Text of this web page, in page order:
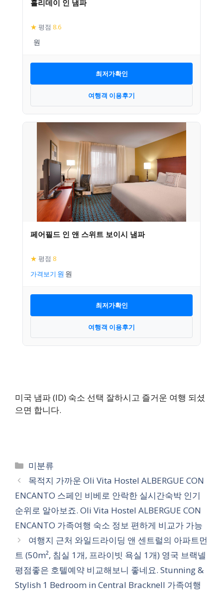
홀리데이 인 냄파
★ 평점 8.6
최저가확인
여행객 이용후기
페어필드 인 앤 스위트 보이시 냄파
★ 평점 8
가격보기
최저가확인
여행객 이용후기
미국 냄파 (ID) 숙소 선택 잘하시고 즐거운 여행 되셨
으면 합니다.
카
테
고
리
미분류
목적지 가까운 Oli Vita Hostel ALBERGUE CON
ENCANTO 스페인 비베로 안락한 실시간숙박 인기
순위로 알아보죠. Oli Vita Hostel ALBERGUE CON
ENCANTO 가족여행 숙소 정보 편하게 비교가 가능
여행지 근처 와일드라이딩 앤 센트럴의 아파트먼
트 (50m², 침실 1개, 프라이빗 욕실 1개) 영국 브랙넬
평점좋은 호텔예약 비교해보니 좋네요. Stunning &
Stylish 1 Bedroom in Central Bracknell 가족여행